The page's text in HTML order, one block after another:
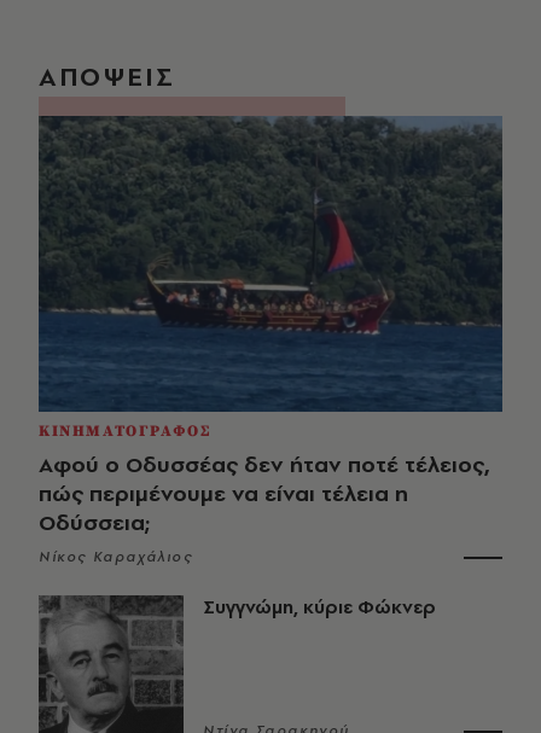
ΑΠΟΨΕΙΣ
ΚΙΝΗΜΑΤΟΓΡΑΦΟΣ
Αφού ο Οδυσσέας δεν ήταν ποτέ τέλειος,
πώς περιμένουμε να είναι τέλεια η
Οδύσσεια;
Νίκος Καραχάλιος
Συγγνώμη, κύριε Φώκνερ